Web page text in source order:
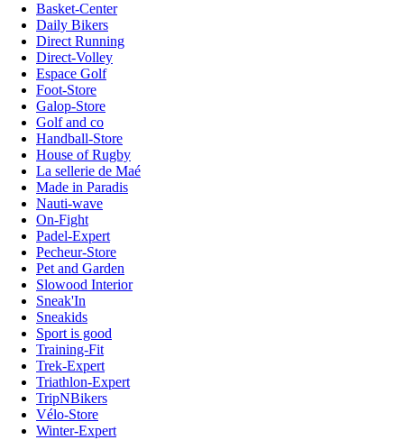
Basket-Center
Daily Bikers
Direct Running
Direct-Volley
Espace Golf
Foot-Store
Galop-Store
Golf and co
Handball-Store
House of Rugby
La sellerie de Maé
Made in Paradis
Nauti-wave
On-Fight
Padel-Expert
Pecheur-Store
Pet and Garden
Slowood Interior
Sneak'In
Sneakids
Sport is good
Training-Fit
Trek-Expert
Triathlon-Expert
TripNBikers
Vélo-Store
Winter-Expert